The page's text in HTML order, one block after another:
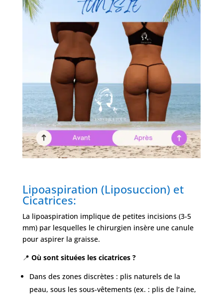
Lipoaspiration (Liposuccion) et
Cicatrices:
La lipoaspiration implique de petites incisions (3-5
mm) par lesquelles le chirurgien insère une canule
pour aspirer la graisse.
📍 Où sont situées les cicatrices ?
Dans des zones discrètes : plis naturels de la
peau, sous les sous-vêtements (ex. : plis de l’aine,